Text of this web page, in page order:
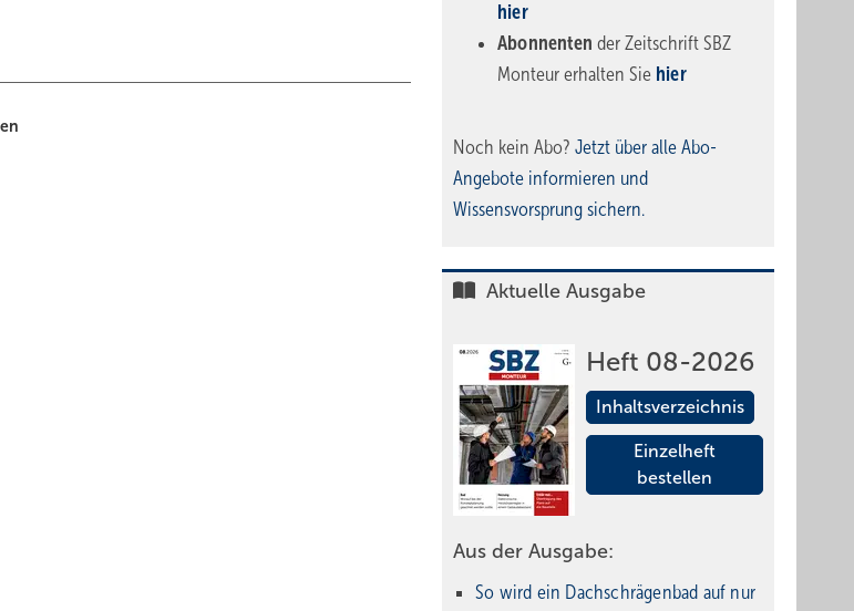
hier
Abonnentender Zeitschrift SBZ
Monteur erhalten Sie hier
Noch kein Abo? Jetzt über alle Abo-
Angebote informieren und
Wissensvorsprung sichern.
Aktuelle Ausgabe
Heft 08-2026
Inhaltsverzeichnis
Einzelheft
bestellen
Aus der Ausgabe:
So wird ein Dach­schrägenbad auf nur